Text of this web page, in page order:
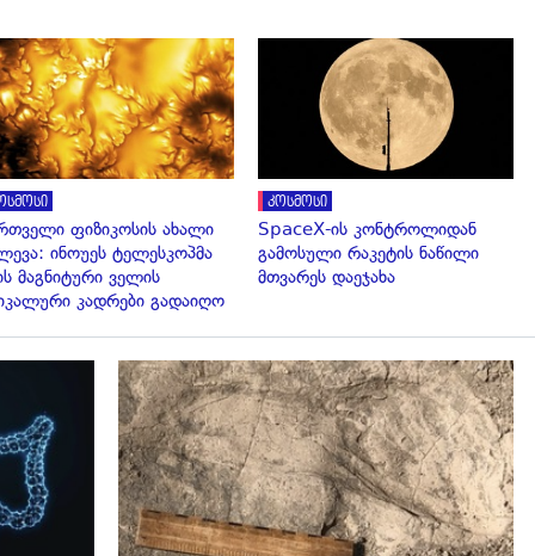
გადახედვა
ფიზიკოსის ახალი
ინოუეს ტელესკოპმა
მაგნიტური ველის
კადრები გადაიღო
კოსმოსი
SpaceX-ის კონტროლიდან
გამოსული რაკეტის ნაწილი
მთვარეს დაეჯახა
გადახედვა